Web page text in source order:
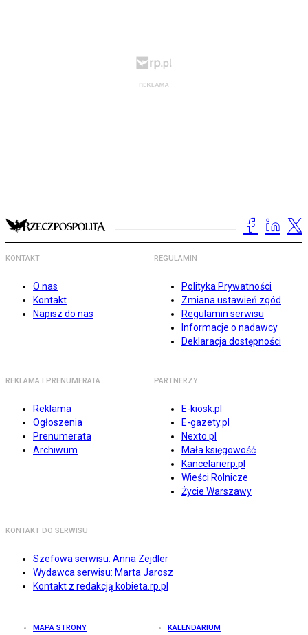
KONTAKT
O nas
Kontakt
Napisz do nas
REGULAMIN
Polityka Prywatności
Zmiana ustawień zgód
Regulamin serwisu
Informacje o nadawcy
Deklaracja dostępności
REKLAMA I PRENUMERATA
Reklama
Ogłoszenia
Prenumerata
Archiwum
PARTNERZY
E-kiosk.pl
E-gazety.pl
Nexto.pl
Mała księgowość
Kancelarierp.pl
Wieści Rolnicze
Życie Warszawy
KONTAKT DO SERWISU
Szefowa serwisu: Anna Zejdler
Wydawca serwisu: Marta Jarosz
Kontakt z redakcją kobieta.rp.pl
MAPA STRONY KALENDARIUM